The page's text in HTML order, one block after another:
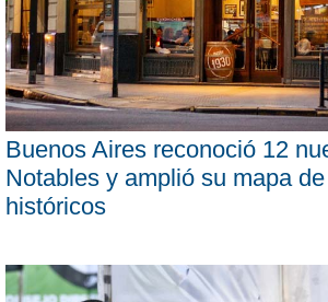
Buenos Aires reconoció 12
Notables y amplió su mapa
históricos